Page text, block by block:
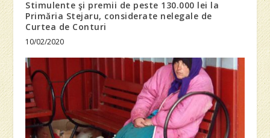
Stimulente şi premii de peste 130.000 lei la
Primăria Stejaru, considerate nelegale de
Curtea de Conturi
10/02/2020